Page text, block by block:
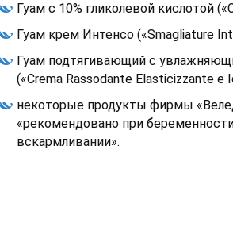
Гуам с 10% гликолевой кислотой
Гуам крем Интенсо («Smagliature
Гуам подтягивающий с
(«Crema Rassodante Elasticizzante e
некоторые продукты фирмы
«рекомендовано при
вскармливании».